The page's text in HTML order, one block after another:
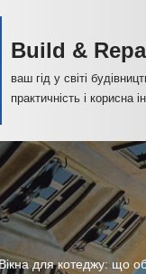
Build &
ваш гід у світі
практичність і корисна
для котеджу: що